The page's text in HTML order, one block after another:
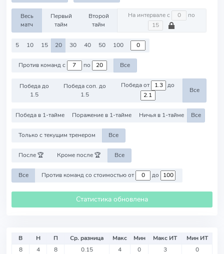
Весь
матч
Первый
тайм
Второй
тайм
На интервале с по
5 10 15 20 30 40 50 100
Против команд с по Все
Победа до
1.5
Победа соп. до
1.5
Победа от до
Все
Победа в 1-тайме Поражение в 1-тайме Ничья в 1-тайме Все
Только с текущим тренером Все
После 🏆 Кроме после 🏆 Все
Все Против команд со стоимостью от до
Статистика обновлена
В Н П Ср. разница Макс Мин Макс ИТ
Мин ИТ
8
4 8 0.15 4 0 3 0